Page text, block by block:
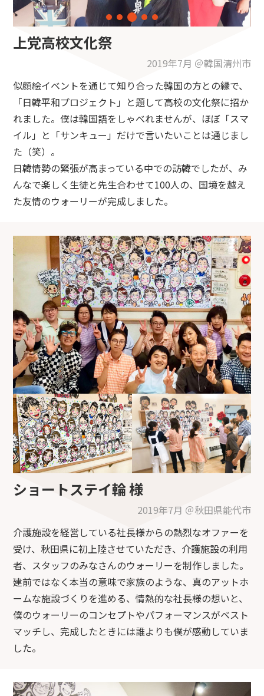
上党高校文化祭
2019年7月 ＠韓国清州市
似顔絵イベントを通じて知り合った韓国の方との縁で、
「日韓平和プロジェクト」と題して高校の文化祭に招か
れました。僕は韓国語をしゃべれませんが、ほぼ「スマ
イル」と「サンキュー」だけで言いたいことは通じまし
た（笑）。
日韓情勢の緊張が高まっている中での訪韓でしたが、み
んなで楽しく生徒と先生合わせて100人の、国境を越え
た友情のウォーリーが完成しました。
ショートステイ輪 様
2019年7月 ＠秋田県能代市
介護施設を経営している社長様からの熱烈なオファーを
受け、秋田県に初上陸させていただき、介護施設の利用
者、スタッフのみなさんのウォーリーを制作しました。
建前ではなく本当の意味で家族のような、真のアットホ
ームな施設づくりを進める、情熱的な社長様の想いと、
僕のウォーリーのコンセプトやパフォーマンスがベスト
マッチし、完成したときには誰よりも僕が感動していま
した。